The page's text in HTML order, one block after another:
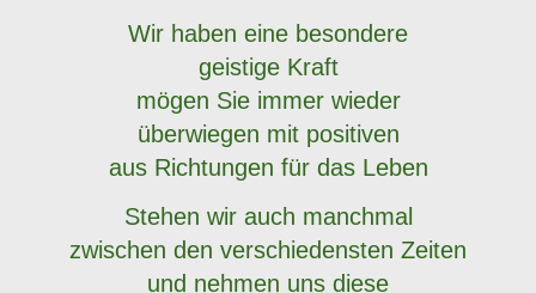
Wir haben eine besondere
geistige Kraft
mögen Sie immer wieder
überwiegen mit positiven
aus Richtungen für das Leben
Stehen wir auch manchmal
zwischen den verschiedensten Zeiten
und nehmen uns diese